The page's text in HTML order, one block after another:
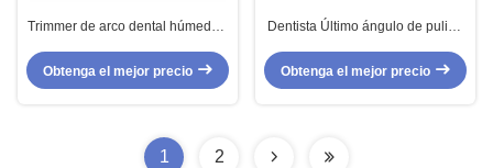
Trimmer de arco dental húmedo y
de yeso dental
Obtenga el mejor precio
Dentista Último ángulo de pulido
blanqueador de dientes Prophy
Obtenga el mejor precio
1 2